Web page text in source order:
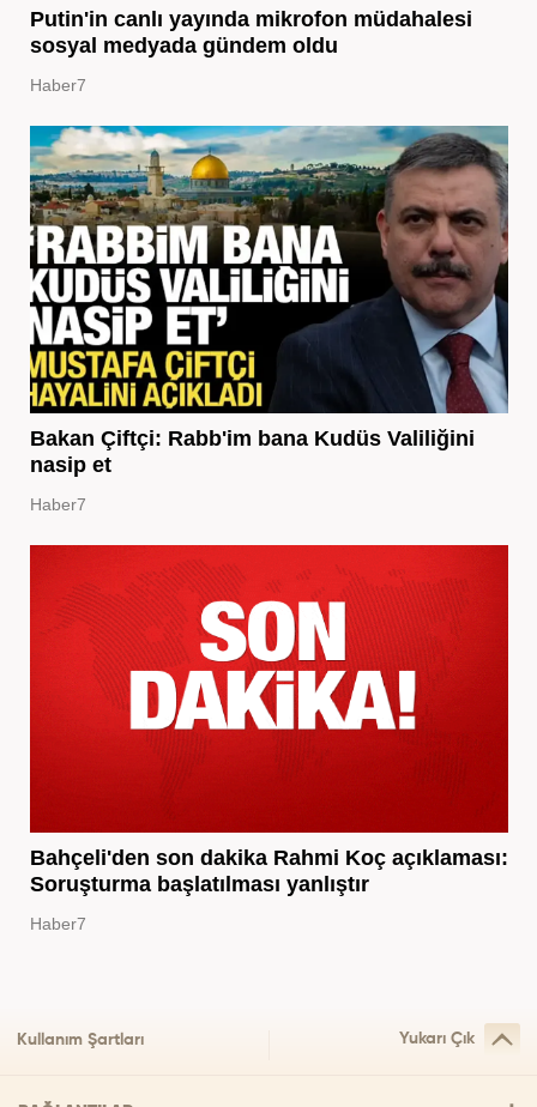
Putin'in canlı yayında mikrofon müdahalesi
sosyal medyada gündem oldu
Haber7
Bakan Çiftçi: Rabb'im bana Kudüs Valiliğini
nasip et
Haber7
Bahçeli'den son dakika Rahmi Koç açıklaması:
Soruşturma başlatılması yanlıştır
Haber7
Kullanım Şartları Yukarı Çık